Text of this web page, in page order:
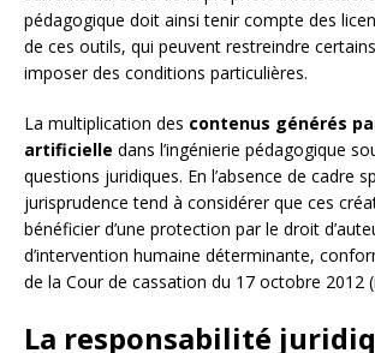
pédagogique doit ainsi tenir compte des
de ces outils, qui peuvent restreindre
imposer des conditions particulières.
La multiplication des contenus générés
artificielle dans l’ingénierie pédagogique
questions juridiques. En l’absence de cadre
jurisprudence tend à considérer que ces
bénéficier d’une protection par le droit
d’intervention humaine déterminante,
de la Cour de cassation du 17 octobre 2012
La responsabilité